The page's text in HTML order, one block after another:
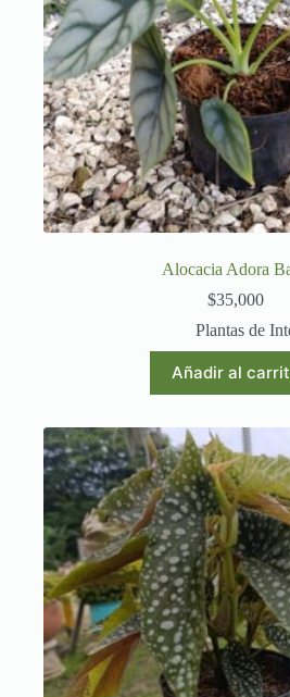
Alocacia Adora
$35,000
Plantas de
Añadir al